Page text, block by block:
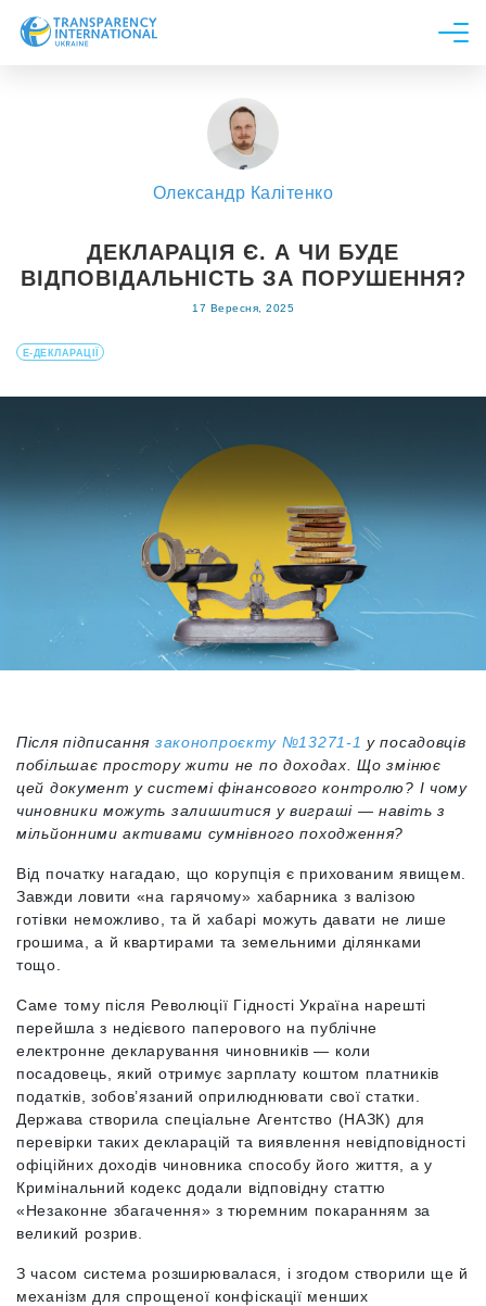
Напрями роботи
Долучитися
Олександр Калітенко
ДЕКЛАРАЦІЯ Є. А ЧИ БУДЕ
ВІДПОВІДАЛЬНІСТЬ ЗА ПОРУШЕННЯ?
17 Вересня, 2025
Е-ДЕКЛАРАЦІЇ
Після підписання законопроєкту №13271-1 у посадовців
побільшає простору жити не по доходах. Що змінює
цей документ у системі фінансового контролю? І чому
чиновники можуть залишитися у виграші — навіть з
мільйонними активами сумнівного походження?
Від початку нагадаю, що корупція є прихованим явищем.
Завжди ловити «на гарячому» хабарника з валізою
готівки неможливо, та й хабарі можуть давати не лише
грошима, а й квартирами та земельними ділянками
тощо.
Саме тому після Революції Гідності Україна нарешті
перейшла з недієвого паперового на публічне
електронне декларування чиновників — коли
посадовець, який отримує зарплату коштом платників
податків, зобов’язаний оприлюднювати свої статки.
Держава створила спеціальне Агентство (НАЗК) для
перевірки таких декларацій та виявлення невідповідності
офіційних доходів чиновника способу його життя, а у
Кримінальний кодекс додали відповідну статтю
«Незаконне збагачення» з тюремним покаранням за
великий розрив.
З часом система розширювалася, і згодом створили ще й
механізм для спрощеної конфіскації менших